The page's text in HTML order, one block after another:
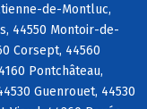
de-Montluc,
44550 Montoir-de-
Corsept, 44560
Pontchâteau,
Guenrouet, 44530